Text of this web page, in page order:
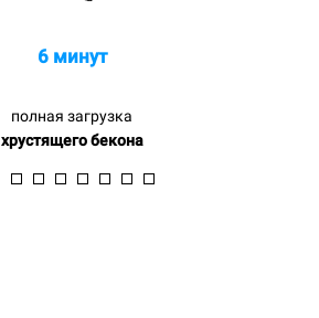
6 минут
полная загрузка
хрустящего бекона